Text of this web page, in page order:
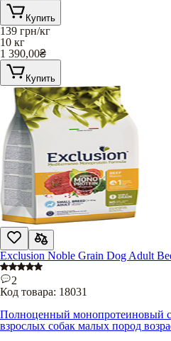
Купить
139 грн/кг
10 кг
1 390,00₴
Купить
Exclusion Noble Grain Dog Adult
2
Код товара: 18031
Полноценный монопротеиновый
взрослых собак малых пород